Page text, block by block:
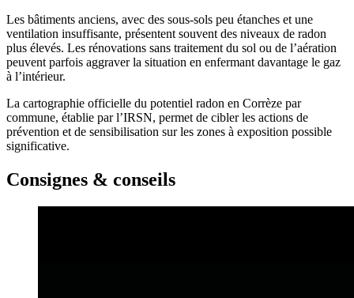
Les bâtiments anciens, avec des sous-sols peu étanches et une
ventilation insuffisante, présentent souvent des niveaux de radon
plus élevés. Les rénovations sans traitement du sol ou de l’aération
peuvent parfois aggraver la situation en enfermant davantage le gaz
à l’intérieur.
La cartographie officielle du potentiel radon en Corrèze par
commune, établie par l’IRSN, permet de cibler les actions de
prévention et de sensibilisation sur les zones à exposition possible
significative.
Consignes & conseils